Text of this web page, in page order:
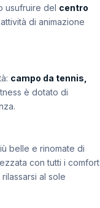
usufruire del centro
di animazione
campo da tennis,
è dotato di
belle e rinomate di
con tutti i comfort
al sole